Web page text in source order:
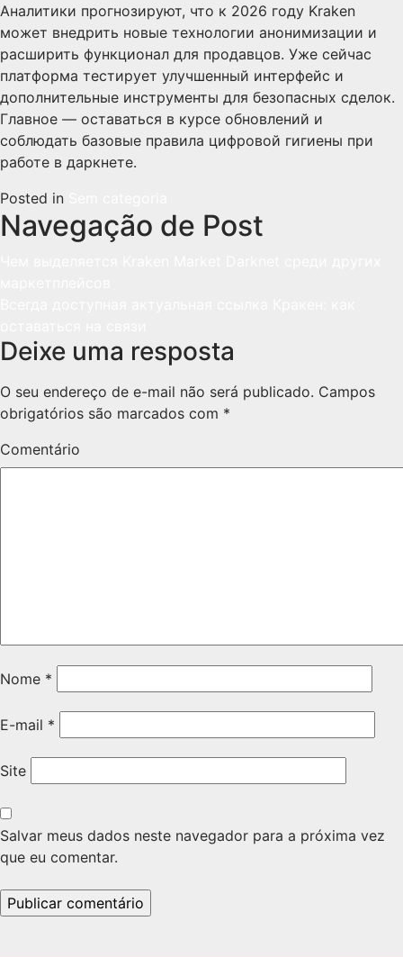
Аналитики прогнозируют, что к 2026 году Kraken
может внедрить новые технологии анонимизации и
расширить функционал для продавцов. Уже сейчас
платформа тестирует улучшенный интерфейс и
дополнительные инструменты для безопасных сделок.
Главное — оставаться в курсе обновлений и
соблюдать базовые правила цифровой гигиены при
работе в даркнете.
Posted in
Navegação de Post
Deixe uma resposta
O seu endereço de e-mail não será publicado. Campos
obrigatórios são marcados com *
Comentário
Nome *
E-mail *
Site
Salvar meus dados neste navegador para a próxima vez
que eu comentar.